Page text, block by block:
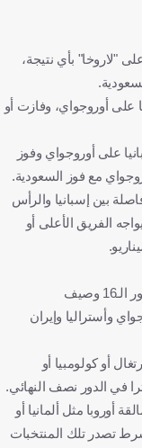
"لاروخا" بأي نتيجة،
على أوروجواي، وفازت أو
على أوروجواي وفوز
مع فوز السعودية.
بين إسبانيا والرأس
الفريق الأعلى أو
وفي حال تجاوز دور الـ32، قد تواجه الأرجنتين في دور الـ16 وصيف
وأستراليا وإيران
أو كولومبيا أو
في الدور نصف النهائي.
أوروبا مثل ألمانيا أو
تصدر تلك المنتخبات